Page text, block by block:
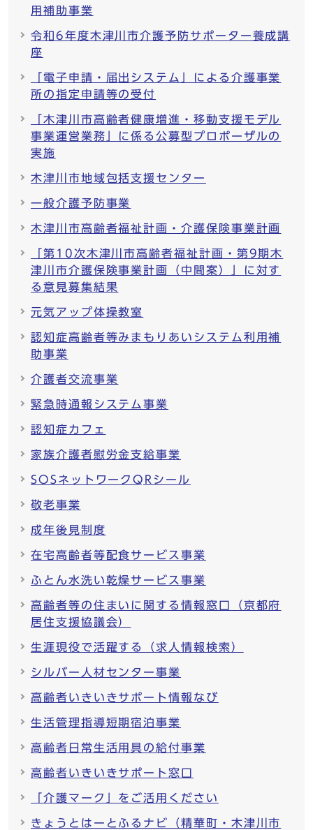
用補助事業
令和6年度木津川市介護予防サポーター養成講
座
「電子申請・届出システム」による介護事業
所の指定申請等の受付
「木津川市高齢者健康増進・移動支援モデル
事業運営業務」に係る公募型プロポーザルの
実施
木津川市地域包括支援センター
一般介護予防事業
木津川市高齢者福祉計画・介護保険事業計画
「第10次木津川市高齢者福祉計画・第9期木
津川市介護保険事業計画（中間案）」に対す
る意見募集結果
元気アップ体操教室
認知症高齢者等みまもりあいシステム利用補
助事業
介護者交流事業
緊急時通報システム事業
認知症カフェ
家族介護者慰労金支給事業
SOSネットワークQRシール
敬老事業
成年後見制度
在宅高齢者等配食サービス事業
ふとん水洗い乾燥サービス事業
高齢者等の住まいに関する情報窓口（京都府
居住支援協議会）
生涯現役で活躍する（求人情報検索）
シルバー人材センター事業
高齢者いきいきサポート情報なび
生活管理指導短期宿泊事業
高齢者日常生活用具の給付事業
高齢者いきいきサポート窓口
「介護マーク」をご活用ください
きょうとはーとふるナビ（精華町・木津川市